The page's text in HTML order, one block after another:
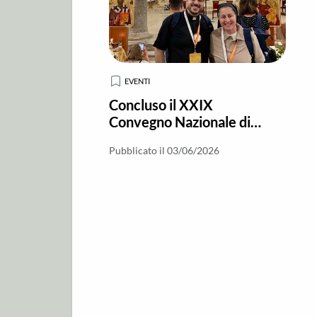
EVENTI
Concluso il XXIX
Convegno Nazionale di
Brindisi
Pubblicato il 03/06/2026